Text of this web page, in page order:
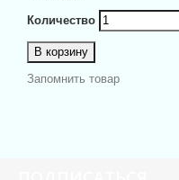
Количество
В корзину
Запомнить товар